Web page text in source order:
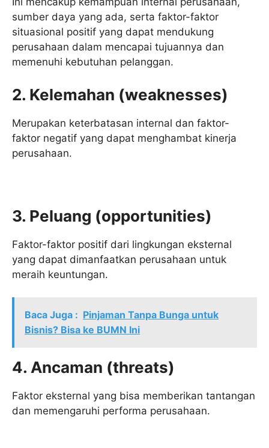
sumber daya yang ada, serta faktor-faktor
situasional positif yang dapat mendukung
perusahaan dalam mencapai tujuannya dan
memenuhi kebutuhan pelanggan.
2. Kelemahan (weaknesses)
Merupakan keterbatasan internal dan faktor-
faktor negatif yang dapat menghambat kinerja
perusahaan.
3. Peluang (opportunities)
Faktor-faktor positif dari lingkungan eksternal
yang dapat dimanfaatkan perusahaan untuk
meraih keuntungan.
Baca Juga : Pinjaman Tanpa Bunga untuk
Bisnis? Bisa ke BUMN Ini
4. Ancaman (threats)
Faktor eksternal yang bisa memberikan tantangan
dan memengaruhi performa perusahaan.